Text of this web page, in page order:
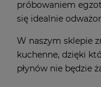
próbowaniem
się idealnie
W naszym sklepie
kuchenne, dzięki
płynów nie będzie